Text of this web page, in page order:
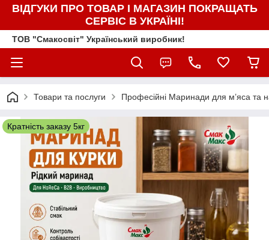
ВІДГУКИ ПРО ТОВАР І МАГАЗИН ПОКРАЩАТЬ
СЕРВІС В УКРАЇНІ!
ТОВ "Смакосвіт" Український виробник!
Товари та послуги Професійні Маринади для м’яса та
Кратність заказу 5кг